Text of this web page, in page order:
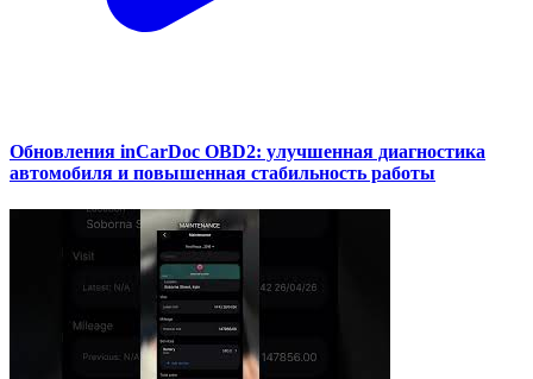
Обновления inCarDoc OBD2: улучшенная диагностика
автомобиля и повышенная стабильность работы